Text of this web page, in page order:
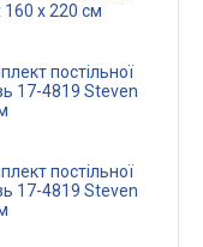
x 220 см
постільної
постільної